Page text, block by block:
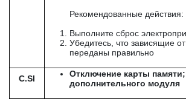
Рекомендованные действия:
Выполните сброс
Убедитесь, что зависящие
переданы правильно
C.SI
Отключение карты
дополнительного модуля